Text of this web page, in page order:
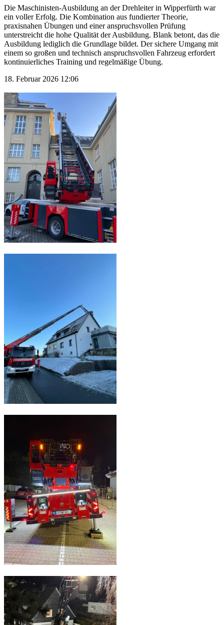
Die Maschinisten-Ausbildung an der Drehleiter in Wipperfürth war
ein voller Erfolg. Die Kombination aus fundierter Theorie,
praxisnahen Übungen und einer anspruchsvollen Prüfung
unterstreicht die hohe Qualität der Ausbildung. Blank betont, das die
Ausbildung lediglich die Grundlage bildet. Der sichere Umgang mit
einem so großen und technisch anspruchsvollen Fahrzeug erfordert
kontinuierliches Training und regelmäßige Übung.
18. Februar 2026 12:06